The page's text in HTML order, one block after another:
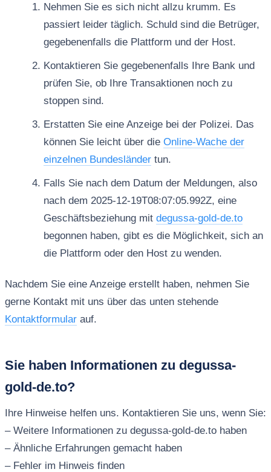
Nehmen Sie es sich nicht allzu krumm. Es
passiert leider täglich. Schuld sind die Betrüger,
gegebenenfalls die Plattform und der Host.
Kontaktieren Sie gegebenenfalls Ihre Bank und
prüfen Sie, ob Ihre Transaktionen noch zu
stoppen sind.
Erstatten Sie eine Anzeige bei der Polizei. Das
können Sie leicht über die Online-Wache der
einzelnen Bundesländertun.
Falls Sie nach dem Datum der Meldungen, also
nach dem 2025-12-19T08:07:05.992Z, eine
Geschäftsbeziehung mit degussa-gold-de.to
begonnen haben, gibt es die Möglichkeit, sich an
die Plattform oder den Host zu wenden.
Nachdem Sie eine Anzeige erstellt haben, nehmen Sie
gerne Kontakt mit uns über das unten stehende
Kontaktformularauf.
Sie haben Informationen zu degussa-
gold-de.to?
Ihre Hinweise helfen uns. Kontaktieren Sie uns, wenn Sie:
– Weitere Informationen zu degussa-gold-de.to haben
– Ähnliche Erfahrungen gemacht haben
– Fehler im Hinweis finden